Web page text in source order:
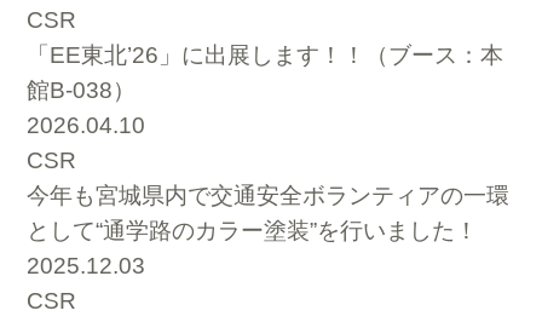
CSR
「EE東北’26」に出展します！！（ブース：本
館B-038）
2026.04.10
CSR
今年も宮城県内で交通安全ボランティアの一環
として“通学路のカラー塗装”を行いました！
2025.12.03
CSR